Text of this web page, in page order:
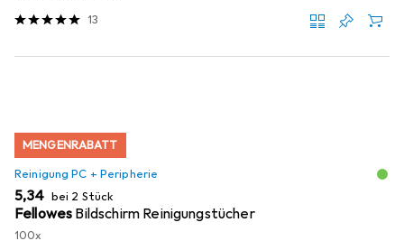
13
MENGENRABATT
Reinigung PC + Peripherie
EUR
5,34 bei 2 Stück
Fellowes Bildschirm Reinigungstücher
100x